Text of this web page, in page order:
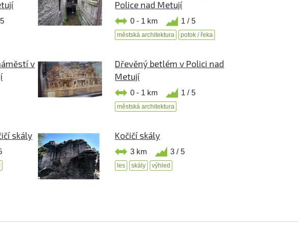
Police nad Metují
0 - 1 km 1 / 5
městská architektura potok / řeka
v
Dřevěný betlém v Polici nad
Metují
0 - 1 km 1 / 5
městská architektura
skály Kočičí skály
3 km 3 / 5
les skály výhled